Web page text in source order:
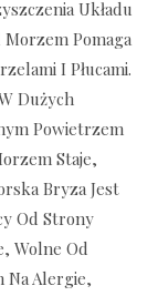
Układu
Pomaga
I Płucami.
Dużych
Powietrzem
Staje,
Bryza Jest
Od Strony
Wolne Od
Na Alergie,